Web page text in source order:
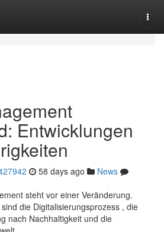
Entwicklungen
58 days ago
News
steht vor einer Veränderung.
die Digitalisierungsprozess , die
nach Nachhaltigkeit und die